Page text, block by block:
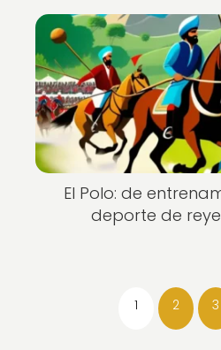
El Polo: de
deporte de
1 2 3